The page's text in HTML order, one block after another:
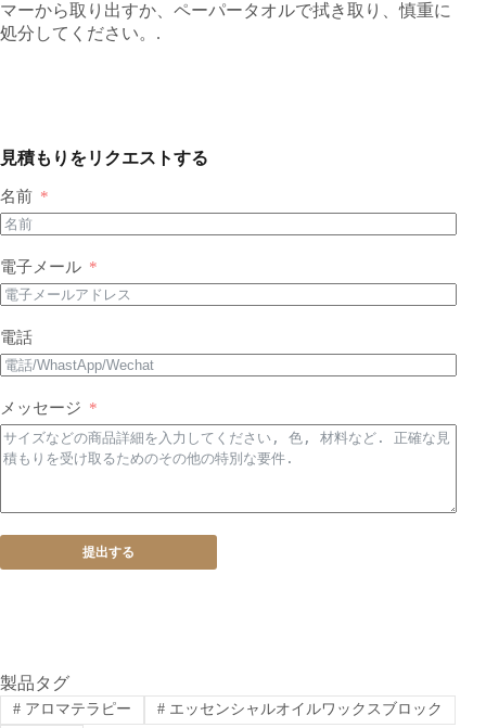
マーから取り出すか、ペーパータオルで拭き取り、慎重に
処分してください。.
見積もりをリクエストする
名前
電子メール
電話
メッセージ
提出する
製品タグ
#アロマテラピー #エッセンシャルオイルワックスブロック